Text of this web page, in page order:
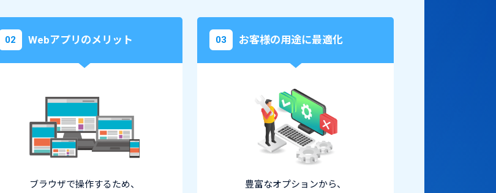
02 Webアプリのメリット
ブラウザで操作するため、
03 お客様の用途に最適化
豊富なオプションから、